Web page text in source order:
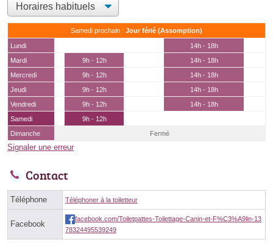
Samedi prochain : Jour férié (Assomption)
Lundi
14h - 18h
Mardi
9h - 12h
14h - 18h
Mercredi
9h - 12h
14h - 18h
Jeudi
9h - 12h
14h - 18h
Vendredi
9h - 12h
14h - 18h
Samedi
9h - 12h
Dimanche
Fermé
Signaler une erreur
Contact
Téléphone Téléphoner à la toiletteur
Facebook
facebook.com/Toiletpattes-Toilettage-Canin-et-F%C3%A9lin-13
78324495539249